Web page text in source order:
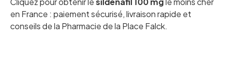
en France : paiement sécurisé, livraison rapide et
conseils de la Pharmacie de la Place Falck.